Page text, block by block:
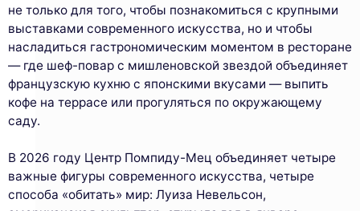
не только для того, чтобы познакомиться с крупными
выставками современного искусства, но и чтобы
насладиться гастрономическим моментом в ресторане
— где шеф-повар с мишленовской звездой объединяет
французскую кухню с японскими вкусами — выпить
кофе на террасе или прогуляться по окружающему
саду.
В 2026 году Центр Помпиду-Мец объединяет четыре
важные фигуры современного искусства, четыре
способа «обитать» мир: Луиза Невельсон,